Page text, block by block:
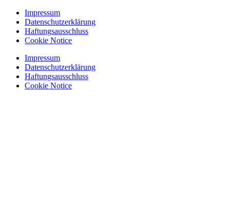
Zum
Inhalt
springen
Impressum
Datenschutzerklärung
Haftungsausschluss
Cookie Notice
Impressum
Datenschutzerklärung
Haftungsausschluss
Cookie Notice